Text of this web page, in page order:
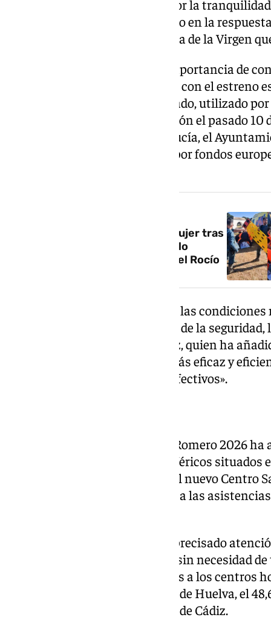
Europa haya estado marcado por la
evaluación para seguir creciendo en la
planificación de cara a La Venida de la Virgen
El consejero ha subrayado la importancia de
sólida y permanente en la aldea con el estreno
Coordinación Operativa Integrado, utilizado
Plan Romero tras su inauguración el pasado
conjunta por la Junta de Andalucía, el
de los terrenos, y cofinanciado por fondos
Evacuada en helicóptero una mujer tras
sufrir una fuerte caída de caballo
durante el camino de regreso del Rocío
«Sus instalaciones han reunido las
un punto estratégico al servicio de la
despliegue», ha proseguido Sanz, quien ha
redundado en una asistencia más eficaz y
movilización de más de 7.000 efectivos».
El operativo sanitario del Plan Romero 2026
trece puntos asistenciales periféricos situados
de Huelva, Sevilla y Cádiz, y en el nuevo
Cecopi de la aldea. Con relación a las
El 97% de los romeros que han precisado
alta en el dispositivo sanitario, sin necesidad
El total de pacientes trasladados a los centros
sido de 70: el 45,7% a hospitales de Huelva, el
además de un 5,7% a hospitales de Cádiz.